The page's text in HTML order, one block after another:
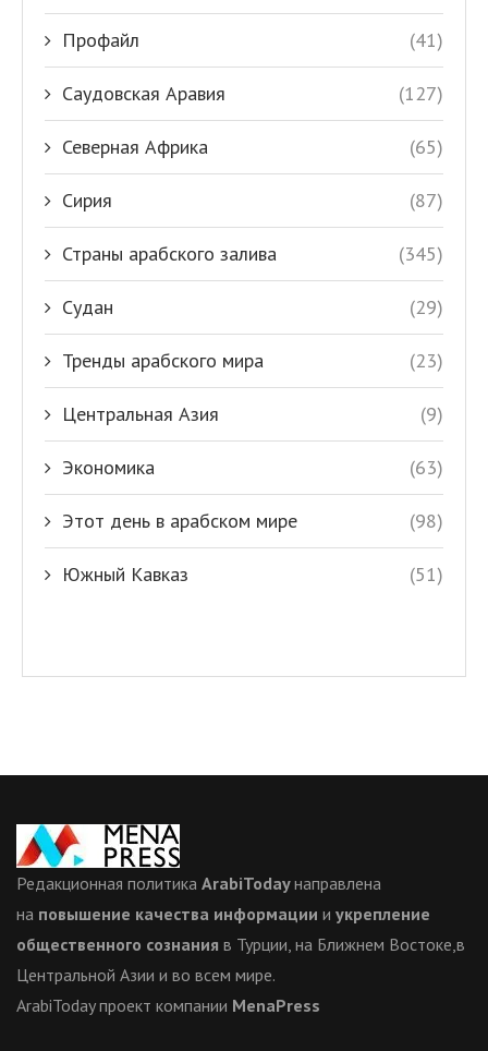
Профайл (41)
Саудовская Аравия (127)
Северная Африка (65)
Сирия (87)
Страны арабского залива (345)
Судан (29)
Тренды арабского мира (23)
Центральная Азия (9)
Экономика (63)
Этот день в арабском мире (98)
Южный Кавказ (51)
Редакционная политика ArabiTodayнаправлена
на повышение качества информации и укрепление
общественного сознания в Турции, на Ближнем Востоке,в
Центральной Азии и во всем мире.
ArabiToday проект компании MenaPress